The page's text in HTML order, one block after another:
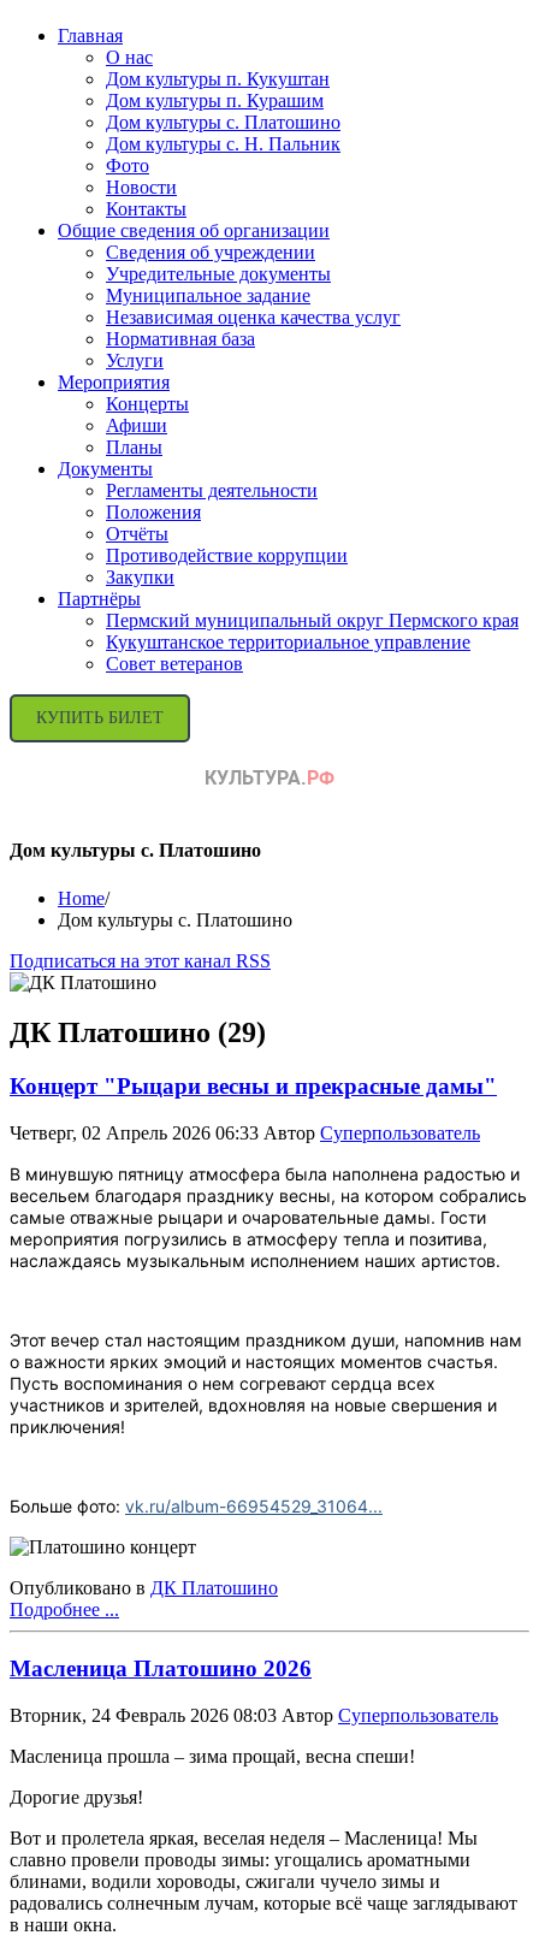
Главная
О нас
Дом культуры п. Кукуштан
Дом культуры п. Курашим
Дом культуры с. Платошино
Дом культуры с. Н. Пальник
Фото
Новости
Контакты
Общие сведения об организации
Сведения об учреждении
Учредительные документы
Муниципальное задание
Независимая оценка качества услуг
Нормативная база
Услуги
Мероприятия
Концерты
Афиши
Планы
Документы
Регламенты деятельности
Положения
Отчёты
Противодействие коррупции
Закупки
Партнёры
Пермский муниципальный округ Пермского края
Кукуштанское территориальное управление
Совет ветеранов
КУПИТЬ БИЛЕТ
Дом культуры с. Платошино
Home/
Дом культуры с. Платошино
Подписаться на этот канал RSS
ДК Платошино (29)
Концерт "Рыцари весны и прекрасные дамы"
Четверг, 02 Апрель 2026 06:33 Автор Суперпользователь
В минувшую пятницу атмосфера была наполнена радостью и
весельем благодаря празднику весны, на котором собрались
самые отважные рыцари и очаровательные дамы. Гости
мероприятия погрузились в атмосферу тепла и позитива,
наслаждаясь музыкальным исполнением наших артистов.
Этот вечер стал настоящим праздником души, напомнив нам
о важности ярких эмоций и настоящих моментов счастья.
Пусть воспоминания о нем согревают сердца всех
участников и зрителей, вдохновляя на новые свершения и
приключения!
Больше фото: vk.ru/album-66954529_31064...
Опубликовано в ДК Платошино
Подробнее ...
Масленица Платошино 2026
Вторник, 24 Февраль 2026 08:03 Автор Суперпользователь
Масленица прошла – зима прощай, весна спеши!
Дорогие друзья!
Вот и пролетела яркая, веселая неделя – Масленица! Мы
славно провели проводы зимы: угощались ароматными
блинами, водили хороводы, сжигали чучело зимы и
радовались солнечным лучам, которые всё чаще заглядывают
в наши окна.